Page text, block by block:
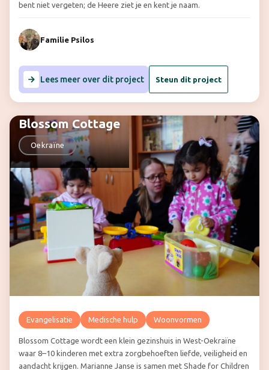
bent niet vergeten; de Heere ziet je en kent je naam.
Familie Psilos
Lees meer over dit project Steun dit project
Blossom Cottage
Oekraïne
Evangelisatie Medische hulp Woonvormen
Blossom Cottage wordt een klein gezinshuis in West-Oekraïne
waar 8–10 kinderen met extra zorgbehoeften liefde, veiligheid en
aandacht krijgen. Marianne Janse is samen met Shade for Children